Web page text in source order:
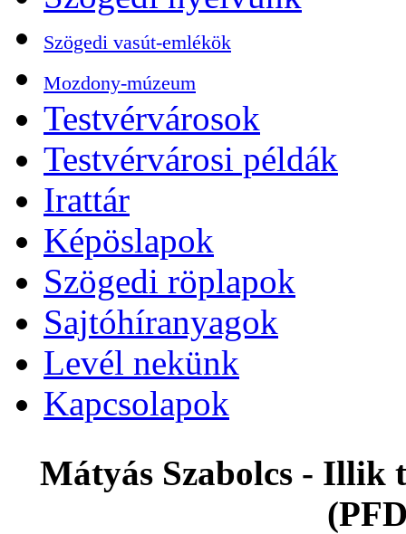
Szögedi vasút-emlékök
Mozdony-múzeum
Testvérvárosok
Testvérvárosi példák
Irattár
Képöslapok
Szögedi röplapok
Sajtóhíranyagok
Levél nekünk
Kapcsolapok
Mátyás Szabolcs - Illik